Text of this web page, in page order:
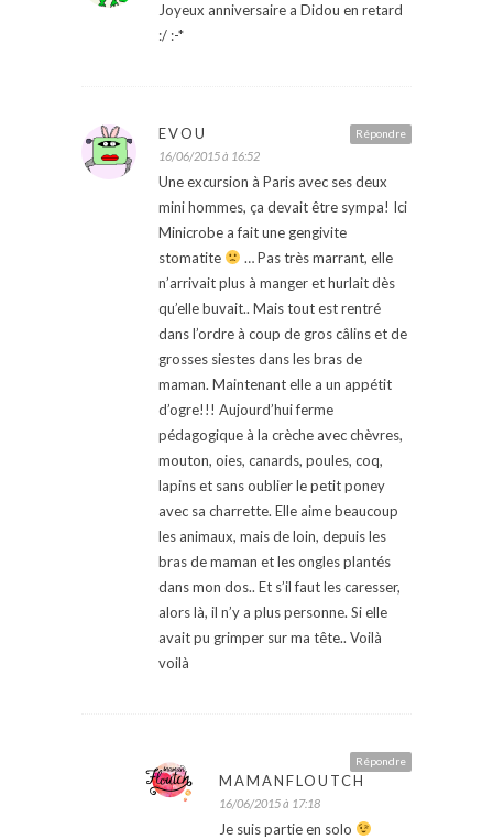
Joyeux anniversaire a Didou en retard
:/ :-*
Répondre
EVOU
16/06/2015 à 16:52
Une excursion à Paris avec ses deux
mini hommes, ça devait être sympa! Ici
Minicrobe a fait une gengivite
stomatite
… Pas très marrant, elle
n’arrivait plus à manger et hurlait dès
qu’elle buvait.. Mais tout est rentré
dans l’ordre à coup de gros câlins et de
grosses siestes dans les bras de
maman. Maintenant elle a un appétit
d’ogre!!! Aujourd’hui ferme
pédagogique à la crèche avec chèvres,
mouton, oies, canards, poules, coq,
lapins et sans oublier le petit poney
avec sa charrette. Elle aime beaucoup
les animaux, mais de loin, depuis les
bras de maman et les ongles plantés
dans mon dos.. Et s’il faut les caresser,
alors là, il n’y a plus personne. Si elle
avait pu grimper sur ma tête.. Voilà
voilà
Répondre
MAMANFLOUTCH
16/06/2015 à 17:18
Je suis partie en solo